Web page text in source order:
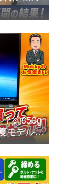
？約850g
モデルを